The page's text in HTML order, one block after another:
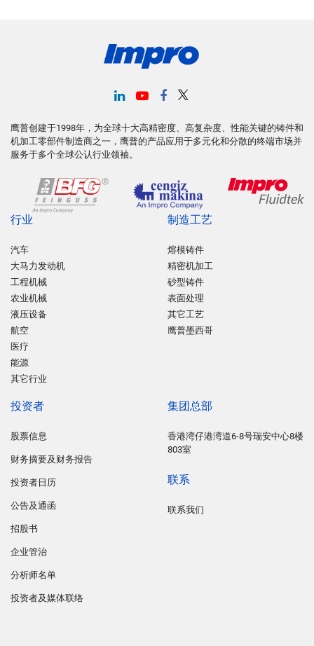
鹰普创建于1998年，为全球十大高精密度、高复杂度、性能关键的铸件和
机加工零部件制造商之一，鹰普的产品应用于多元化和分散的终端市场并
服务于多个全球公认行业领袖。
行业
汽车
大马力发动机
工程机械
农业机械
液压设备
航空
医疗
能源
其它行业
制造工艺
熔模铸件
精密机加工
砂型铸件
表面处理
其它工艺
鹰普墨西哥
投资者
股票信息
财务摘要及财务报告
投资者日历
公告及通函
招股书
企业管治
分析师名单
投资者及媒体联络
集团总部
香港湾仔港湾道6-8号瑞安中心8楼
803室
联系
联系我们